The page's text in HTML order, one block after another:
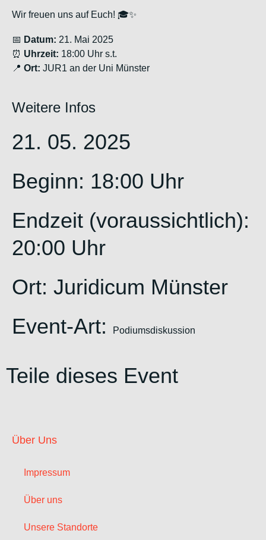
Wir freuen uns auf Euch! 🎓✨
📅 Datum: 21. Mai 2025
⏰ Uhrzeit: 18:00 Uhr s.t.
📍 Ort: JUR1 an der Uni Münster
Weitere Infos
21. 05. 2025
Beginn: 18:00 Uhr
Endzeit (voraussichtlich):
20:00 Uhr
Ort: Juridicum Münster
Event-Art:
Podiumsdiskussion
Teile dieses Event
Über Uns
Impressum
Über uns
Unsere Standorte